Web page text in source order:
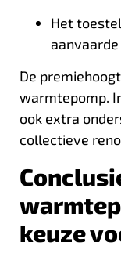
Het
De
warmtepomp.
ook extra
collectieve
keuze